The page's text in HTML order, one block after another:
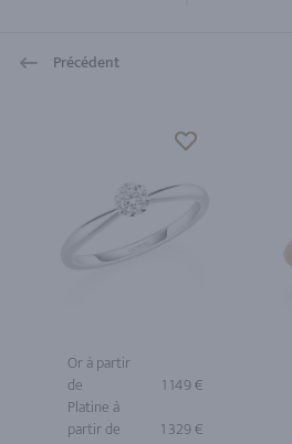
Précédent
Or à partir
de
1 149 €
Platine à
partir de
1 329 €